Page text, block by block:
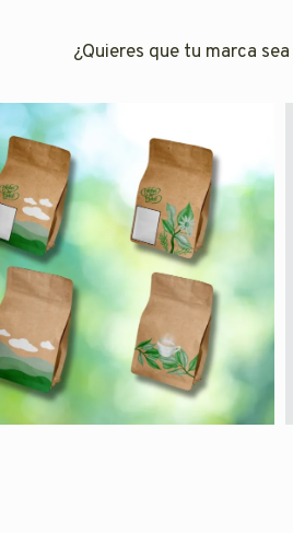
¿Quieres que tu marca